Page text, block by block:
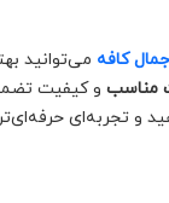
کافه می‌توانید
مناسب و کیفیت
و تجربه‌ای